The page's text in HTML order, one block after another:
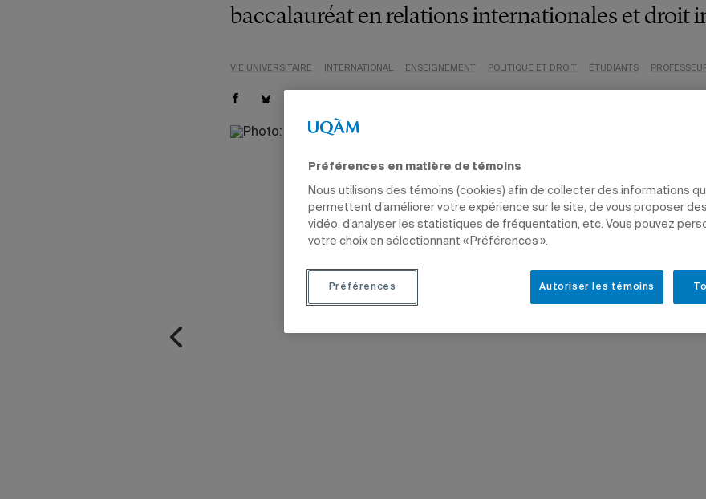
baccalauréat en relations internationales et droit
VIE UNIVERSITAIRE INTERNATIONAL ENSEIGNEMENT POLITIQUE ET DROIT ÉTUDIANTS
Préférences en matière de témoins
Nous utilisons des témoins (cookies) afin de collecter des informations
permettent d’améliorer votre expérience sur le site, de vous proposer
vidéo, d’analyser les statistiques de fréquentation, etc. Vous pouvez
votre choix en sélectionnant « Préférences ».
Autoriser les témoins
Préférences